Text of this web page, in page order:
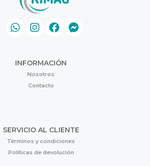
INFORMACIÓN
Nosotros
Contacto
SERVICIO AL CLIENTE
Términos y condiciones
Políticas de devolución